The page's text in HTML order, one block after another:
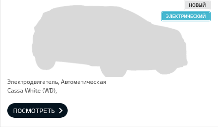
НОВЫЙ
ЭЛЕКТРИЧЕСКИЙ
Электродвигатель, Автоматическая
Cassa White (WD),
ПОСМОТРЕТЬ